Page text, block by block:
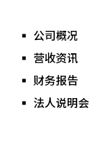
公司概况
营收资讯
财务报告
法人说明会